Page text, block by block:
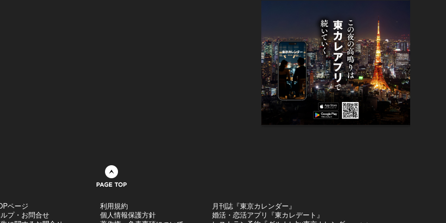
ページ
プ・お問合せ
利用規約
個人情報保護方針
月刊誌『東京カレンダー』
婚活・恋活アプリ『東カレデート』